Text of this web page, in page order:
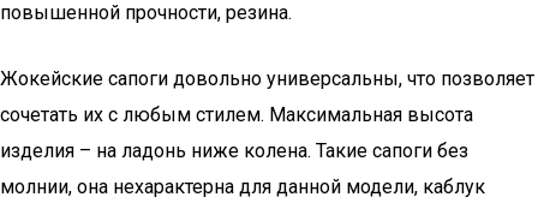
повышенной прочности, резина.
Жокейские сапоги довольно универсальны, что позволяет
сочетать их с любым стилем. Максимальная высота
изделия – на ладонь ниже колена. Такие сапоги без
молнии, она нехарактерна для данной модели, каблук